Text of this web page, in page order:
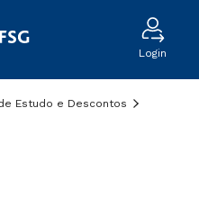
Login
Estudo e Descontos